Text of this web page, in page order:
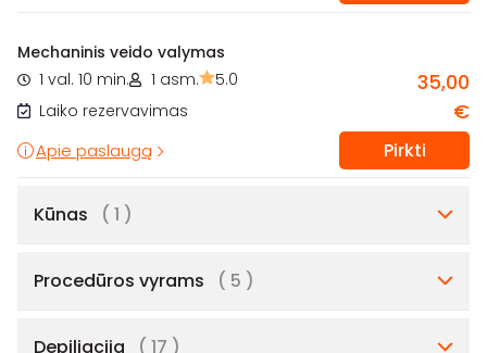
Mechaninis veido valymas
1 val. 10 min.
1 asm.
5.0
Laiko rezervavimas
35,00
€
Apie paslaugą Pirkti
Kūnas ( 1 )
Procedūros vyrams ( 5 )
Depiliacija ( 17 )